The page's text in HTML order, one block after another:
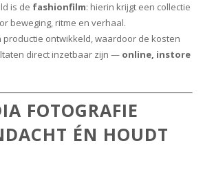
is de fashionfilm: hierin krijgt een collectie
beweging, ritme en verhaal.
ontwikkeld, waardoor de kosten
direct inzetbaar zijn — online, instore
FOTOGRAFIE
ÉN HOUDT